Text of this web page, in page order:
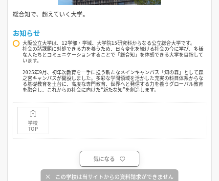
総合知で、超えていく大学。
お知らせ
大阪公立大学は、12学部・学域、大学院15研究科からなる公立総合大学です。
社会の諸課題に対処できる力を養うため、日々変化を続ける社会の今に学び、多様
な人たちとコミュニケーションすることで「総合知」を体感できる大学を目指して
います。
2025年9月、初年次教育を一手に担う新たなメインキャンパス「知の森」として森
之宮キャンパスが開設しました。多彩な学問領域を活かした充実の科目体系からな
る基礎教育を土台に、高度な専門教育、世界へと発信する力を養うグローバル教育
を融合し、これからの社会に向けた“新たな知”を創造します。
学校
TOP
気になる
この学校は当サイトからの資料請求ができません